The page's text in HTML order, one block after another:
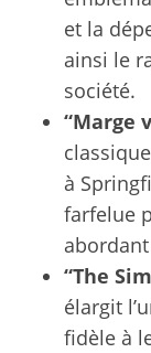
et la
ainsi le
société.
“Marge
à
farfelue
“The
élargit
fidèle à
S
e
a
h
f
o
: